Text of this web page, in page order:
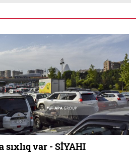
sıxlıq var - SİYAHI